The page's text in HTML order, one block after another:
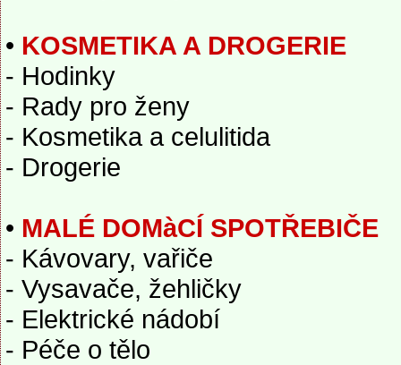
• KOSMETIKA A DROGERIE
- Hodinky
- Rady pro ženy
- Kosmetika a celulitida
- Drogerie
• MALÉ DOMàCÍ SPOTŘEBIČE
- Kávovary, vařiče
- Vysavače, žehličky
- Elektrické nádobí
- Péče o tělo